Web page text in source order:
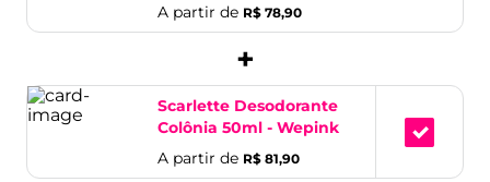
A partir de R$ 78,90
+
Scarlette Desodorante
Colônia 50ml - Wepink
A partir de R$ 81,90